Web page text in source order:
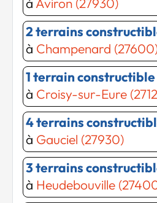
2 terrains
à Champenard
1 terrain constructible
à Croisy-sur-Eure
4 terrains
à Gauciel (27930)
3 terrains
à Heudebouville